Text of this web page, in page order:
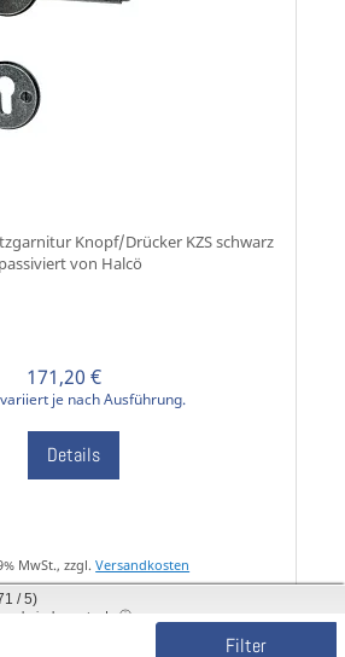
Filter
Knopf/Drücker KZS schwarz
passiviert von Halcö
171,20 €
je nach Ausführung.
Details
MwSt., zzgl.Versandkosten
/ 5)
bei: shopvote.de ⓘ
der Bewertungen